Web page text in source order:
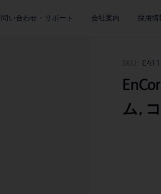
問い合わせ・サポート 会社案内 採用情
SKU:
ム,